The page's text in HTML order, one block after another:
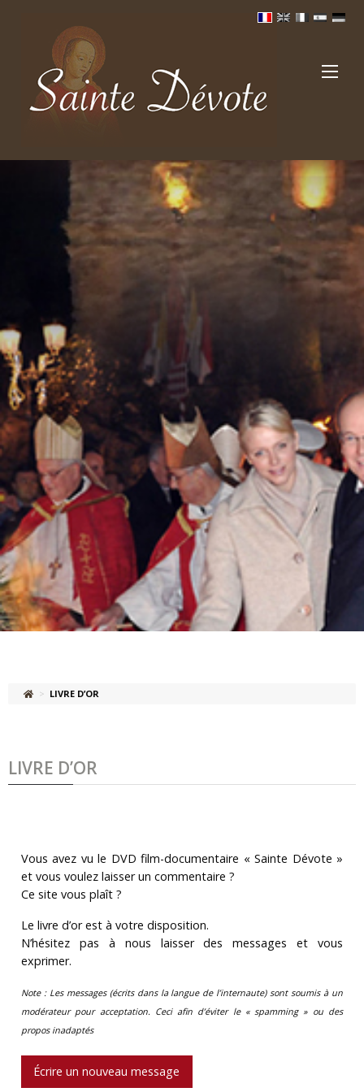
> LIVRE D’OR
LIVRE D’OR
Vous avez vu le DVD film-documentaire « Sainte Dévote »
et vous voulez laisser un commentaire ?
Ce site vous plaît ?
Le livre d’or est à votre disposition.
N’hésitez pas à nous laisser des messages et vous
exprimer.
Note : Les messages (écrits dans la langue de l’internaute) sont soumis à un
modérateur pour acceptation. Ceci afin d’éviter le « spamming » ou des
propos inadaptés